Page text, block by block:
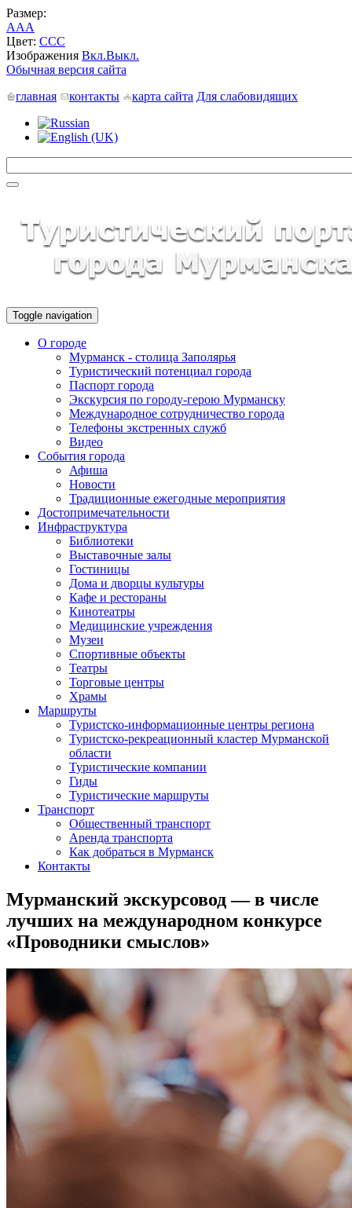
Размер:
AAA
Цвет: CCC
Изображения Вкл.Выкл.
Обычная версия сайта
главная
контакты карта сайта Для слабовидящих
Toggle navigation
О городе
Мурманск - столица Заполярья
Туристический потенциал города
Паспорт города
Экскурсия по городу-герою Мурманску
Международное сотрудничество города
Телефоны экстренных служб
Видео
События города
Афиша
Новости
Традиционные ежегодные мероприятия
Достопримечательности
Инфраструктура
Библиотеки
Выставочные залы
Гостиницы
Дома и дворцы культуры
Кафе и рестораны
Кинотеатры
Медицинские учреждения
Музеи
Спортивные объекты
Театры
Торговые центры
Храмы
Маршруты
Туристско-информационные центры региона
Туристско-рекреационный кластер Мурманской
области
Туристические компании
Гиды
Туристические маршруты
Транспорт
Общественный транспорт
Аренда транспорта
Как добраться в Мурманск
Контакты
Мурманский экскурсовод — в числе
лучших на международном конкурсе
«Проводники смыслов»